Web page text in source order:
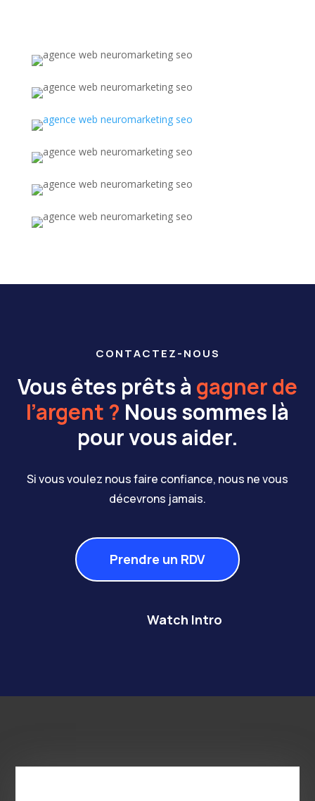
CONTACTEZ-NOUS
Vous êtes prêts à gagner de
l’argent ? Nous sommes là
pour vous aider.
Si vous voulez nous faire confiance, nous ne vous
décevrons jamais.
Prendre un RDV
Watch Intro